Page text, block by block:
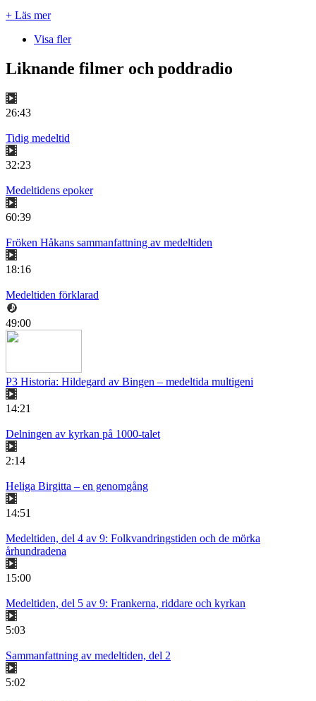
+ Läs mer
Visa fler
Liknande filmer och poddradio
26:43
Tidig medeltid
32:23
Medeltidens epoker
60:39
Fröken Håkans sammanfattning av medeltiden
18:16
Medeltiden förklarad
49:00
P3 Historia: Hildegard av Bingen – medeltida multigeni
14:21
Delningen av kyrkan på 1000-talet
2:14
Heliga Birgitta – en genomgång
14:51
Medeltiden, del 4 av 9: Folkvandringstiden och de mörka
århundradena
15:00
Medeltiden, del 5 av 9: Frankerna, riddare och kyrkan
5:03
Sammanfattning av medeltiden, del 2
5:02